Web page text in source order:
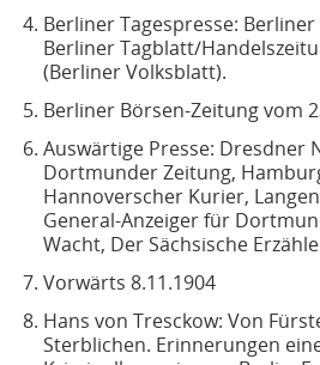
Berliner Tagespresse:
Berliner Tagblatt/
(Berliner Volksblatt).
Berliner Börsen-Zeitung vom
Auswärtige Presse: Dresdner
Dortmunder Zeitung,
Hannoverscher Kurier,
General-Anzeiger für
Wacht, Der Sächsische
Vorwärts 8.11.1904
Hans von Tresckow: Von
Sterblichen. Erinnerungen